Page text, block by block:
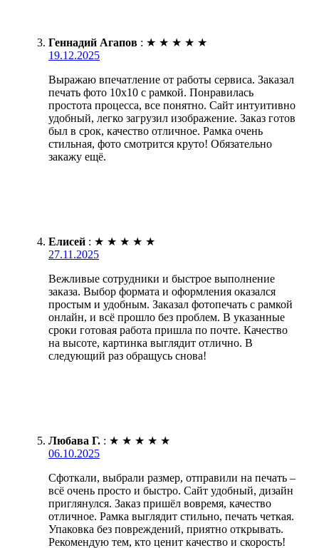
Геннадий Агапов : ★ ★ ★ ★ ★
19.12.2025
Выражаю впечатление от работы сервиса. Заказал
печать фото 10х10 с рамкой. Понравилась
простота процесса, все понятно. Сайт интуитивно
удобный, легко загрузил изображение. Заказ готов
был в срок, качество отличное. Рамка очень
стильная, фото смотрится круто! Обязательно
закажу ещё.
Елисей : ★ ★ ★ ★ ★
27.11.2025
Вежливые сотрудники и быстрое выполнение
заказа. Выбор формата и оформления оказался
простым и удобным. Заказал фотопечать с рамкой
онлайн, и всё прошло без проблем. В указанные
сроки готовая работа пришла по почте. Качество
на высоте, картинка выглядит отлично. В
следующий раз обращусь снова!
Любава Г. : ★ ★ ★ ★ ★
06.10.2025
Сфоткали, выбрали размер, отправили на печать –
всё очень просто и быстро. Сайт удобный, дизайн
приглянулся. Заказ пришёл вовремя, качество
отличное. Рамка выглядит стильно, печать четкая.
Упаковка без повреждений, приятно открывать.
Рекомендую тем, кто ценит качество и скорость!